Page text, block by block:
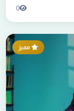
0
مميز